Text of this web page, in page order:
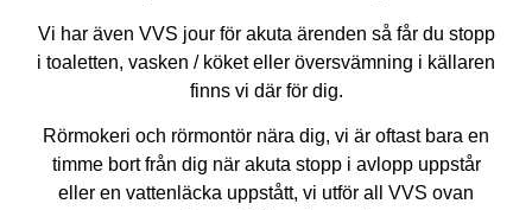
Vi har även VVS jour för akuta ärenden så får du stopp
i toaletten, vasken / köket eller översvämning i källaren
finns vi där för dig.
Rörmokeri och rörmontör nära dig, vi är oftast bara en
timme bort från dig när akuta stopp i avlopp uppstår
eller en vattenläcka uppstått, vi utför all VVS ovan